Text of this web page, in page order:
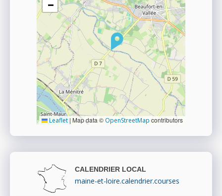
−
Leaflet | Map data © OpenStreetMap contributors
CALENDRIER LOCAL
maine-et-loire.calendrier.courses